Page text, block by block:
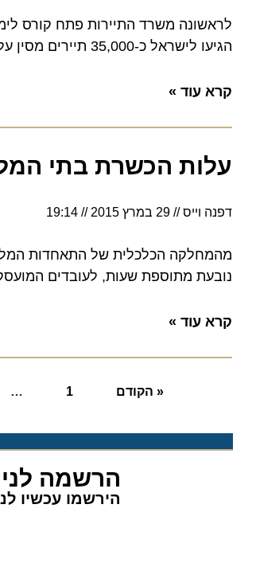
הגיעו לישראל כ-35,000 תיירים מסין עלייה של 35% יותר לעומת 2013
קרא עוד »
עלות הכשרת בתי המלון לפסח כ-
דפנה וייס 29 במרץ 2015 19:14
נובעת מתוספת שעות, לעובדים
קרא עוד »
« הקודם
הרשמה
הירשמו עכשיו